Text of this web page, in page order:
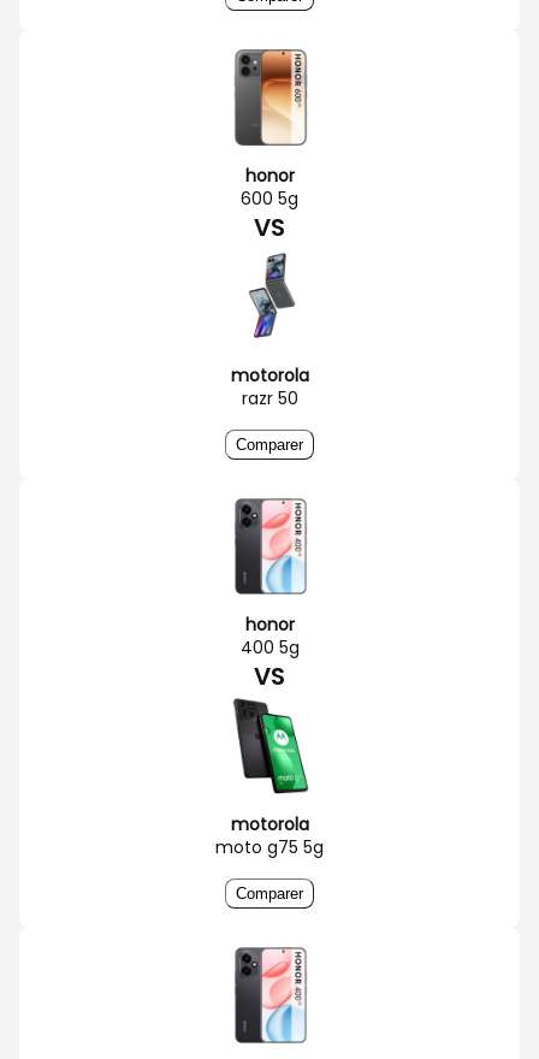
honor
600 5g
VS
motorola
razr 50
Comparer
honor
400 5g
VS
motorola
moto g75 5g
Comparer